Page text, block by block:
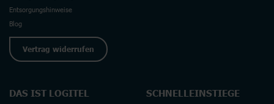
Entsorgungshinweise
Blog
Vertrag widerrufen
DAS IST LOGITEL SCHNELLEINSTIEGE